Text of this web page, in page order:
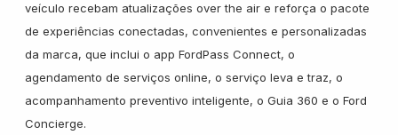
veículo recebam atualizações over the air e reforça o pacote
de experiências conectadas, convenientes e personalizadas
da marca, que inclui o app FordPass Connect, o
agendamento de serviços online, o serviço leva e traz, o
acompanhamento preventivo inteligente, o Guia 360 e o Ford
Concierge.